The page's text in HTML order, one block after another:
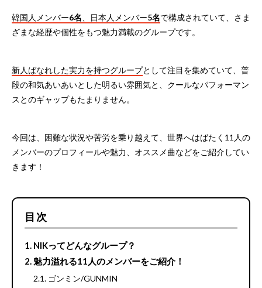
韓国人メンバー6名 、日本人メンバー5名で構成されていて、さま
ざまな経歴や個性をもつ魅力満載のグループです。
新人ばなれした実力を持つグループとして注目を集めていて、普
段の和気あいあいとした明るい雰囲気と、クールなパフォーマン
スとのギャップもたまりません。
今回は、困難な状況や苦労を乗り越えて、世界へはばたく11人の
メンバーのプロフィールや魅力、オススメ曲などをご紹介してい
きます！
目次
NIKってどんなグループ？
魅力溢れる11人のメンバーをご紹介！
ゴンミン/GUNMIN